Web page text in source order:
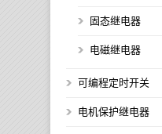
固态继电器
电磁继电器
可编程定时开关
电机保护继电器